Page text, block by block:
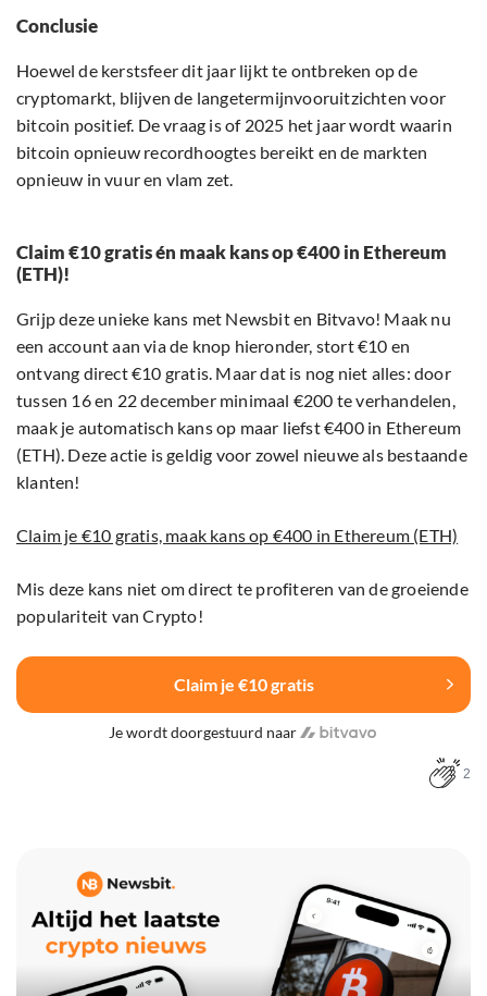
Conclusie
Hoewel de kerstsfeer dit jaar lijkt te ontbreken op de
cryptomarkt, blijven de langetermijnvooruitzichten voor
bitcoin positief. De vraag is of 2025 het jaar wordt waarin
bitcoin opnieuw recordhoogtes bereikt en de markten
opnieuw in vuur en vlam zet.
Claim €10 gratis én maak kans op €400 in Ethereum
(ETH)!
Grijp deze unieke kans met Newsbit en Bitvavo! Maak nu
een account aan via de knop hieronder, stort €10 en
ontvang direct €10 gratis. Maar dat is nog niet alles: door
tussen 16 en 22 december minimaal €200 te verhandelen,
maak je automatisch kans op maar liefst €400 in Ethereum
(ETH). Deze actie is geldig voor zowel nieuwe als bestaande
klanten!
Claim je €10 gratis, maak kans op €400 in Ethereum (ETH)
Mis deze kans niet om direct te profiteren van de groeiende
populariteit van Crypto!
Claim je €10 gratis
Je wordt doorgestuurd naar
2